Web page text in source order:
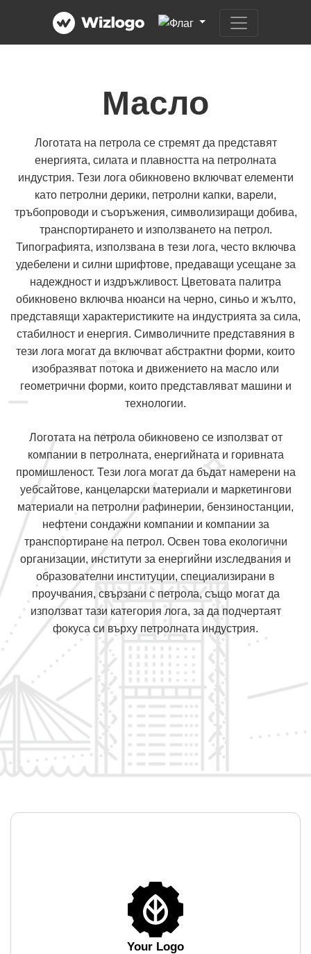
Масло
Логотата на петрола се стремят да представят
енергията, силата и плавността на петролната
индустрия. Тези лога обикновено включват елементи
като петролни дерики, петролни капки, варели,
тръбопроводи и съоръжения, символизиращи добива,
транспортирането и използването на петрол.
Типографията, използвана в тези лога, често включва
удебелени и силни шрифтове, предаващи усещане за
надеждност и издръжливост. Цветовата палитра
обикновено включва нюанси на черно, синьо и жълто,
представящи характеристиките на индустрията за сила,
стабилност и енергия. Символичните представяния в
тези лога могат да включват абстрактни форми, които
изобразяват потока и движението на масло или
геометрични форми, които представляват машини и
технологии.
Логотата на петрола обикновено се използват от
компании в петролната, енергийната и горивната
промишленост. Тези лога могат да бъдат намерени на
уебсайтове, канцеларски материали и маркетингови
материали на петролни рафинерии, бензиностанции,
нефтени сондажни компании и компании за
транспортиране на петрол. Освен това екологични
организации, институти за енергийни изследвания и
образователни институции, специализирани в
проучвания, свързани с петрола, също могат да
използват тази категория лога, за да подчертаят
фокуса си върху петролната индустрия.
Your Logo